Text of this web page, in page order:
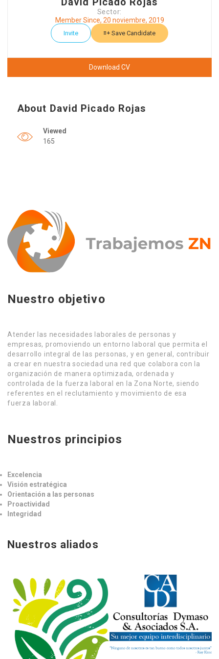
Sector:
Member Since, 20 noviembre, 2019
Invite Save Candidate
Download CV
About David Picado Rojas
Viewed
165
Nuestro objetivo
Atender las necesidades laborales de personas y
empresas, promoviendo un entorno laboral que permita el
desarrollo integral de las personas, y en general, contribuir
a crear en nuestra sociedad una red que colabora con la
organización de manera optimizada, ordenada y
controlada de la fuerza laboral en la Zona Norte, siendo
referentes en el reclutamiento y movimiento de esa
fuerza laboral.
Nuestros principios
Excelencia
Visión estratégica
Orientación a las personas
Proactividad
Integridad
Nuestros aliados